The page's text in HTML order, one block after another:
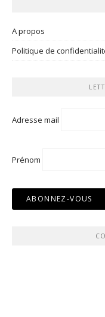
A propos
Politique de
Adresse mail
Prénom